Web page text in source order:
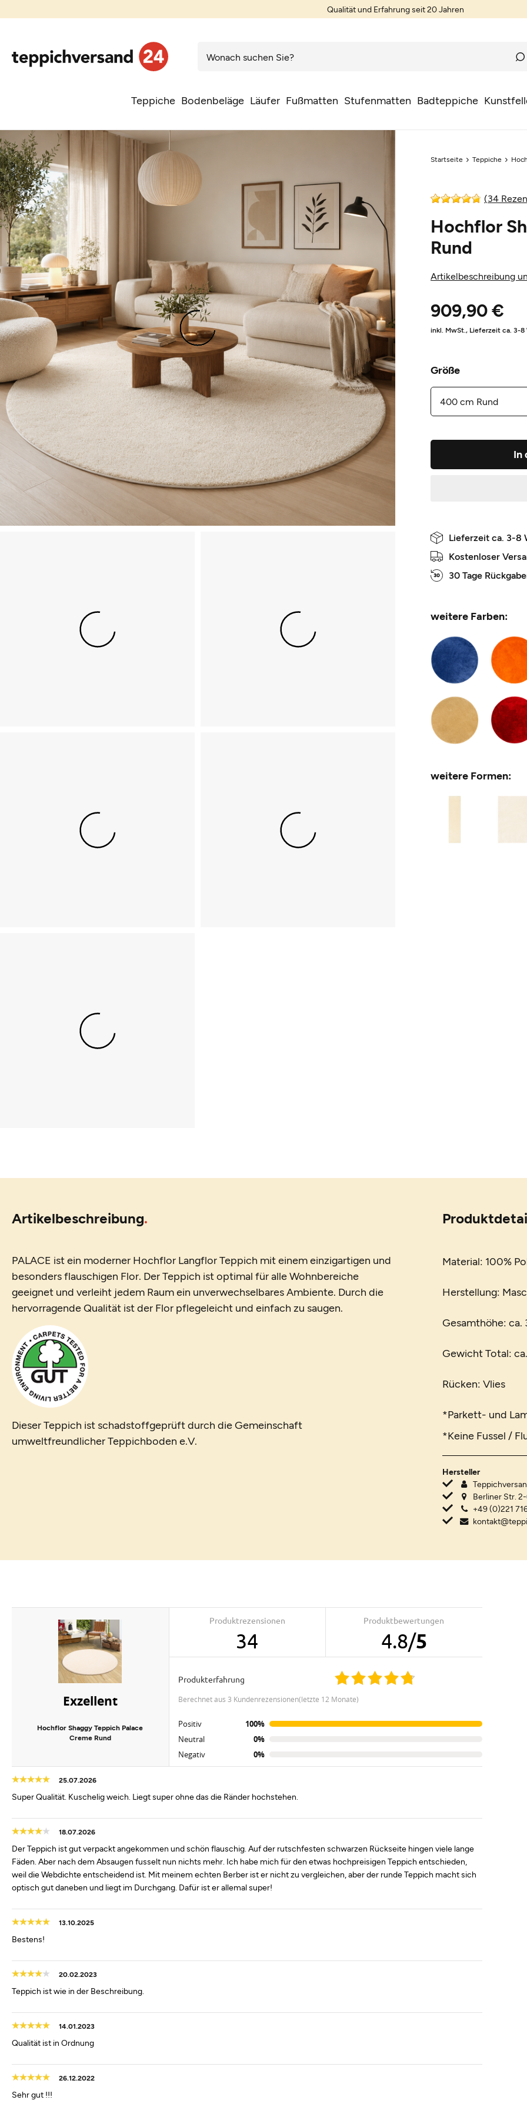
Qualität und Erfahrung seit 20 Jahren
Teppiche Bodenbeläge Läufer Fußmatten Stufenmatten Badteppiche
Startseite Teppiche
(34
Hochflor
Rund
Artikelbeschreibung
909,90 €
inkl. MwSt., Lieferzeit ca. 3-8
Größe
In
Lieferzeit ca. 3-8
Kostenloser
30 Tage
weitere Farben:
weitere Formen:
Artikelbeschreibung
PALACE ist ein moderner Hochflor Langflor Teppich mit einem einzigartigen und
besonders flauschigen Flor. Der Teppich ist optimal für alle Wohnbereiche
geeignet und verleiht jedem Raum ein unverwechselbares Ambiente. Durch die
hervorragende Qualität ist der Flor pflegeleicht und einfach zu saugen.
Dieser Teppich ist schadstoffgeprüft durch die Gemeinschaft
umweltfreundlicher Teppichboden e.V.
Material: 100%
Herstellung:
Gesamthöhe: ca.
Gewicht Total:
Rücken: Vlies
*Parkett- und
*Keine Fussel /
Hersteller
Berliner Str.
+49 (0)221
Exzellent
Hochflor Shaggy Teppich Palace
Creme Rund
Produktrezensionen
34
Produktbewertungen
4.8/5
Produkterfahrung
berechnet aus 3 Kundenrezensionen(letzte 12 Monate)
Positiv
100%
Neutral
0%
Negativ
0%
25.07.2026
Super Qualität. Kuschelig weich. Liegt super ohne das die Ränder hochstehen.
18.07.2026
Der Teppich ist gut verpackt angekommen und schön flauschig. Auf der rutschfesten schwarzen Rückseite hingen viele lange
Fäden. Aber nach dem Absaugen fusselt nun nichts mehr. Ich habe mich für den etwas hochpreisigen Teppich entschieden,
weil die Webdichte entscheidend ist. Mit meinem echten Berber ist er nicht zu vergleichen, aber der runde Teppich macht sich
optisch gut daneben und liegt im Durchgang. Dafür ist er allemal super!
13.10.2025
Bestens!
20.02.2023
Teppich ist wie in der Beschreibung.
14.01.2023
Qualität ist in Ordnung
26.12.2022
Sehr gut !!!